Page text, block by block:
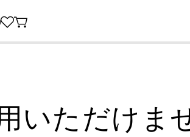
いただけま